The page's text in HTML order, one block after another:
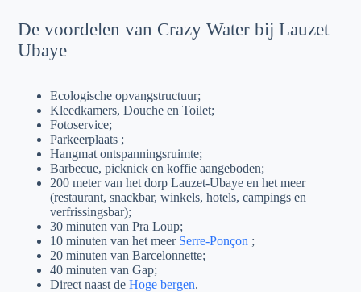
De voordelen van Crazy Water bij Lauzet
Ubaye
Ecologische opvangstructuur;
Kleedkamers, Douche en Toilet;
Fotoservice;
Parkeerplaats ;
Hangmat ontspanningsruimte;
Barbecue, picknick en koffie aangeboden;
200 meter van het dorp Lauzet-Ubaye en het meer
(restaurant, snackbar, winkels, hotels, campings en
verfrissingsbar);
30 minuten van Pra Loup;
10 minuten van het meer Serre-Ponçon ;
20 minuten van Barcelonnette;
40 minuten van Gap;
Direct naast deHoge bergen.